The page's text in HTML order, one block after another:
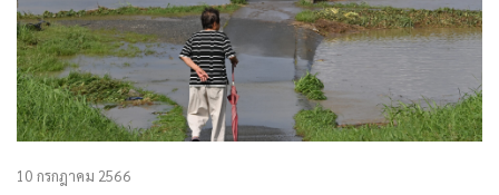
10 กรกฎาคม 2566